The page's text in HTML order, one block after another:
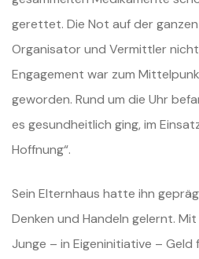
gerettet. Die Not auf der
Organisator und Vermittler
Engagement war zum
geworden. Rund um die Uhr
es gesundheitlich ging, im
Hoffnung“.
Sein Elternhaus hatte ihn
Denken und Handeln gelernt.
Junge – in Eigeninitiative – Geld